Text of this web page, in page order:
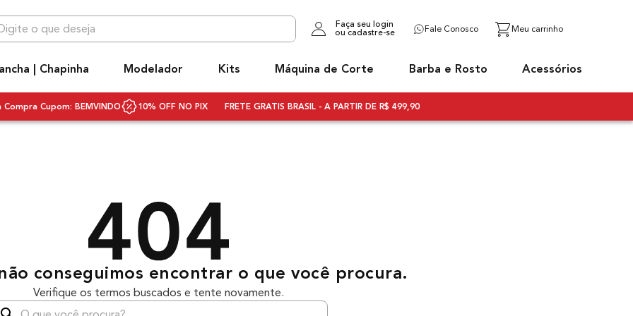
deseja
Faça seu login
ou cadastre-se
Fale Conosco
| Chapinha Modelador Kits Máquina de Corte Barba e Rosto Acessórios
Compra Cupom: BEMVINDO 10% OFF NO PIX FRETE GRATIS BRASIL - A PARTIR DE R$ 499,90
conseguimos encontrar o que você procura.
Verifique os termos buscados e tente novamente.
você procura?
cabelo